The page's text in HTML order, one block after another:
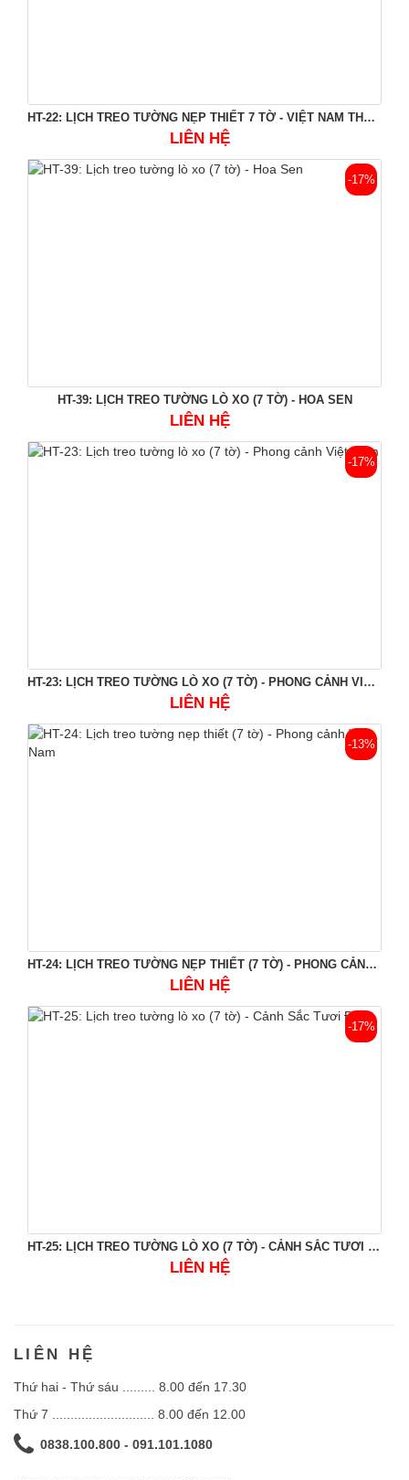
HT-22: LỊCH TREO TƯỜNG NẸP THIẾT 7 TỜ - VIỆT NAM THƠ MỘNG
LIÊN HỆ
-17%
HT-39: LỊCH TREO TƯỜNG LÒ XO (7 TỜ) - HOA SEN
LIÊN HỆ
-17%
HT-23: LỊCH TREO TƯỜNG LÒ XO (7 TỜ) - PHONG CẢNH VIỆT NAM
LIÊN HỆ
-13%
HT-24: LỊCH TREO TƯỜNG NẸP THIẾT (7 TỜ) - PHONG CẢNH VIỆT NAM
LIÊN HỆ
-17%
HT-25: LỊCH TREO TƯỜNG LÒ XO (7 TỜ) - CẢNH SẮC TƯƠI ĐẸP
LIÊN HỆ
LIÊN HỆ
Thứ hai - Thứ sáu ......... 8.00 đến 17.30
Thứ 7 ............................ 8.00 đến 12.00
0838.100.800 - 091.101.1080